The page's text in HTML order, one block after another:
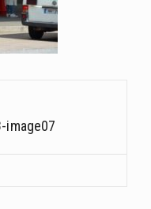
image07